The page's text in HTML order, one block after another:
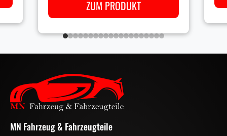
ZUM PRODUKT
MN Fahrzeug & Fahrzeugteile